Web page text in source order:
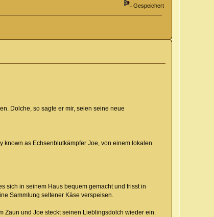
Gespeichert
Dolche, so sagte er mir, seien seine neue
as Echsenblutkämpfer Joe, von einem lokalen
sich in seinem Haus bequem gemacht und frisst in
Sammlung seltener Käse verspeisen.
Zaun und Joe steckt seinen Lieblingsdolch wieder ein.